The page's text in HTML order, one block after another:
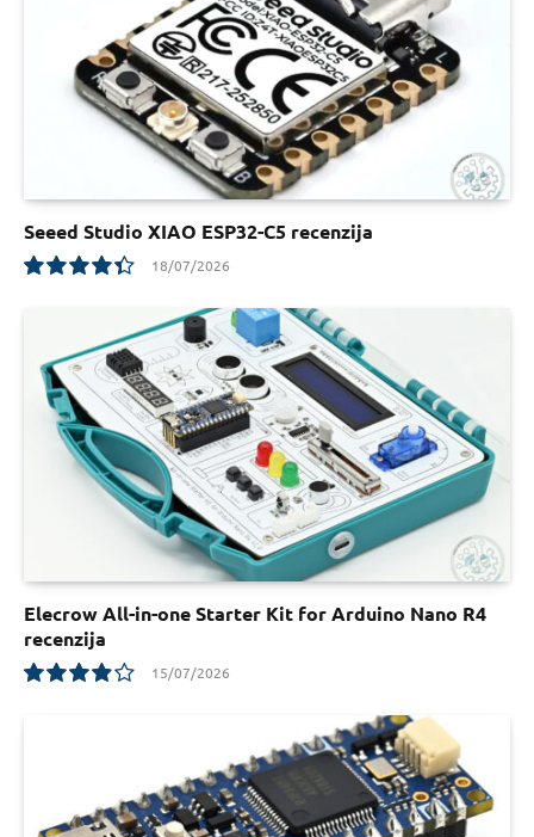
Seeed Studio XIAO ESP32-C5 recenzija
18/07/2026
Elecrow All-in-one Starter Kit for Arduino Nano R4
recenzija
15/07/2026